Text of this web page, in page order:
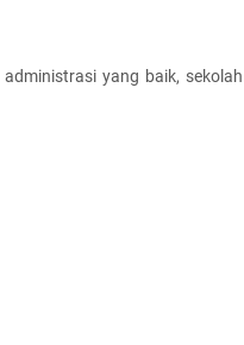
yang baik, sekolah